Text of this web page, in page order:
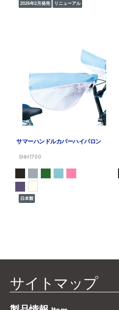
2026年2月発売 リニューアル
サマーハンドルカバーハイパロン
SHH1700
日本製
サイトマップ